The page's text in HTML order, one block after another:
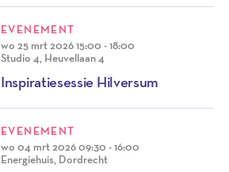
EVENEMENT
wo 25 mrt 202615:00 - 18:00
Studio 4, Heuvellaan 4
Inspiratiesessie Hilversum
EVENEMENT
wo 04 mrt 202609:30 - 16:00
Energiehuis, Dordrecht